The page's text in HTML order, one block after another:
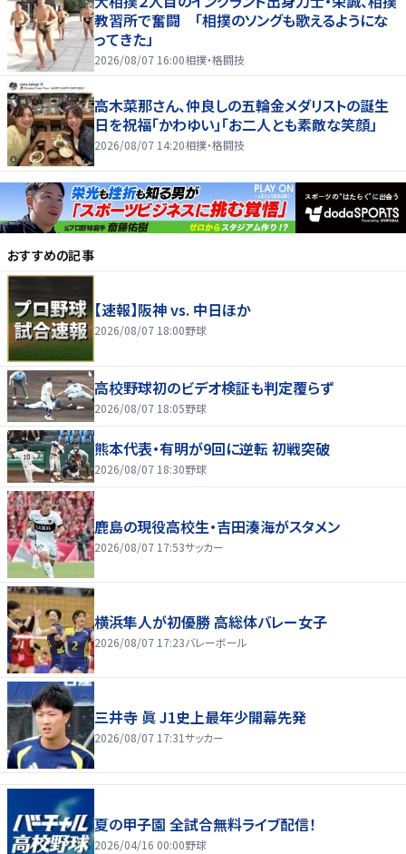
教習所で奮闘 「相撲のソングも歌えるようにな
ってきた」
2026/08/07 16:00相撲・格闘技
高木菜那さん、仲良しの五輪金メダリストの誕生
日を祝福「かわゆい」「お二人とも素敵な笑顔」
2026/08/07 14:20相撲・格闘技
おすすめの記事
【速報】阪神 vs. 中日ほか
2026/08/07 18:00野球
高校野球初のビデオ検証も判定覆らず
2026/08/07 18:05野球
熊本代表・有明が9回に逆転 初戦突破
2026/08/07 18:30野球
鹿島の現役高校生・吉田湊海がスタメン
2026/08/07 17:53サッカー
横浜隼人が初優勝 高総体バレー女子
2026/08/07 17:23バレーボール
三井寺 眞 J1史上最年少開幕先発
2026/08/07 17:31サッカー
夏の甲子園 全試合無料ライブ配信！
2026/04/16 00:00野球